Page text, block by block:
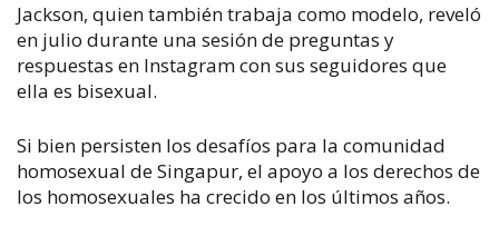
Jackson, quien también trabaja como modelo, reveló
en julio durante una sesión de preguntas y
respuestas en Instagram con sus seguidores que
ella es bisexual.
Si bien persisten los desafíos para la comunidad
homosexual de Singapur, el apoyo a los derechos de
los homosexuales ha crecido en los últimos años.